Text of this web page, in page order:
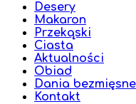
Desery
Makaron
Przekąski
Ciasta
Aktualności
Obiad
Dania bezmięsne
Kontakt